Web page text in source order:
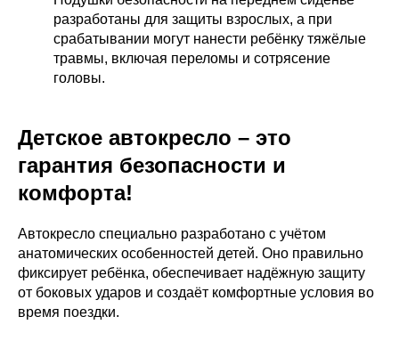
разработаны для защиты взрослых, а при
срабатывании могут нанести ребёнку тяжёлые
травмы, включая переломы и сотрясение
головы.
Детское автокресло – это
гарантия безопасности и
комфорта!
Автокресло специально разработано с учётом
анатомических особенностей детей. Оно правильно
фиксирует ребёнка, обеспечивает надёжную защиту
от боковых ударов и создаёт комфортные условия во
время поездки.